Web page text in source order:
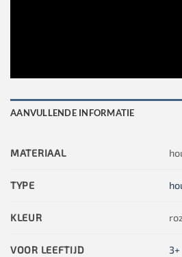
AANVULLENDE INFORMATIE
MATERIAAL
TYPE
KLEUR
VOOR LEEFTIJD 3+